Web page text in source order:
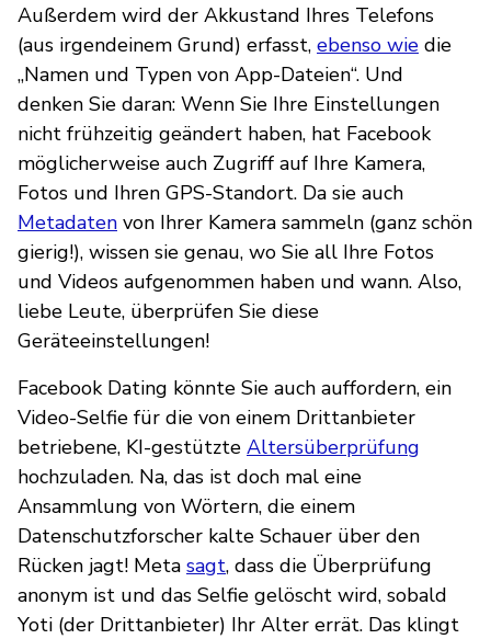
Außerdem wird der Akkustand Ihres Telefons
(aus irgendeinem Grund) erfasst, ebenso wie die
„Namen und Typen von App-Dateien“. Und
denken Sie daran: Wenn Sie Ihre Einstellungen
nicht frühzeitig geändert haben, hat Facebook
möglicherweise auch Zugriff auf Ihre Kamera,
Fotos und Ihren GPS-Standort. Da sie auch
Metadaten von Ihrer Kamera sammeln (ganz schön
gierig!), wissen sie genau, wo Sie all Ihre Fotos
und Videos aufgenommen haben und wann. Also,
liebe Leute, überprüfen Sie diese
Geräteeinstellungen!
Facebook Dating könnte Sie auch auffordern, ein
Video-Selfie für die von einem Drittanbieter
betriebene, KI-gestützte Altersüberprüfung
hochzuladen. Na, das ist doch mal eine
Ansammlung von Wörtern, die einem
Datenschutzforscher kalte Schauer über den
Rücken jagt! Meta sagt, dass die Überprüfung
anonym ist und das Selfie gelöscht wird, sobald
Yoti (der Drittanbieter) Ihr Alter errät. Das klingt